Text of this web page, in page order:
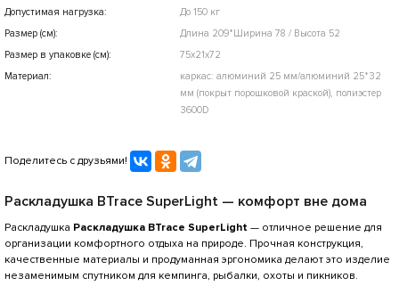
Допустимая нагрузка:
До 150 кг
Размер (см):
Длина 209*Ширина 78 / Высота 52
Размер в упаковке (см):
75x21x72
Материал:
каркас: алюминий 25 мм/алюминий 25*32
мм (покрыт порошковой краской), полиэстер
3600D
Поделитесь с друзьями!
Раскладушка BTrace SuperLight — комфорт вне дома
Раскладушка Раскладушка BTrace SuperLight — отличное решение для
организации комфортного отдыха на природе. Прочная конструкция,
качественные материалы и продуманная эргономика делают это изделие
незаменимым спутником для кемпинга, рыбалки, охоты и пикников.